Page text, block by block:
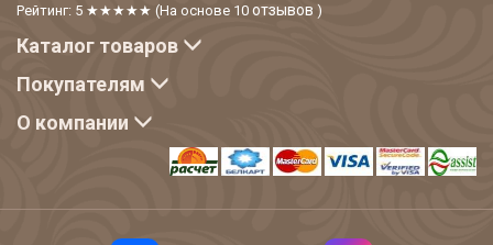
Рейтинг: 5 ★★★★★ (На основе 10 отзывов )
Каталог товаров
Покупателям
О компании